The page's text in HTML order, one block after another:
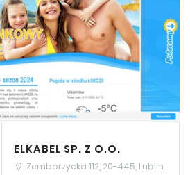
ELKABEL SP. Z O.O.
Zemborzycka 112, 20-445, Lublin